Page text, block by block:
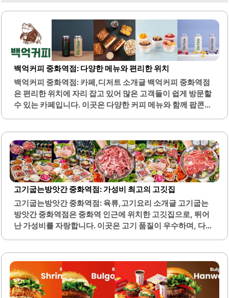
백억커피 중화역점: 다양한 메뉴와 편리한 위치
백억커피 중화역점: 카페,디저트 소개글 백억커피 중화역점
은 편리한 위치에 자리 잡고 있어 많은 고객들이 쉽게 방문할
수 있는 카페입니다. 이곳은 다양한 커피 메뉴와 함께 팝콘을
기가 많습니다.매장 내부는 아늑한 분위기로 꾸며져 있어 편
안하게 시간을 보낼 수 있습니다. 또한, 직원들은 친절하게 고
객을 맞이하며, 추천 메뉴에 대한 안내도 제공합니다. 백억커
피 중화역점은 테이크아웃 서비스도 제공하여 바쁜 일상 속
에서도 간편하게 커피를 즐길 수 있는 장점이 있습니다.이곳
의 커피는 가격 대비 품질이 우수하여 많은 사람들이 찾는 이
유 중 하나입니다. 또한, 다양한 음료와 함께 제공되는 팝콘은
고객들에게 색다른 즐거움을 더합니다. 매장 내 청결 상태도..
고기굽는방앗간 중화역점: 가성비 최고의 고깃집
고기굽는방앗간 중화역점: 육류,고기요리 소개글 고기굽는
방앗간 중화역점은 중화역 인근에 위치한 고깃집으로, 뛰어
난 가성비를 자랑합니다. 이곳은 고기 품질이 우수하며, 다양
입니다.또한, 넓은 매장 공간은 가족 모임이나 친구들과의 식
사에 적합합니다. 셀프바가 마련되어 있어 고객이 원하는 반
찬과 음료를 자유롭게 선택할 수 있는 편리함도 제공합니다.
고기와 함께 제공되는 밑반찬 또한 맛있어 고객의 만족도를